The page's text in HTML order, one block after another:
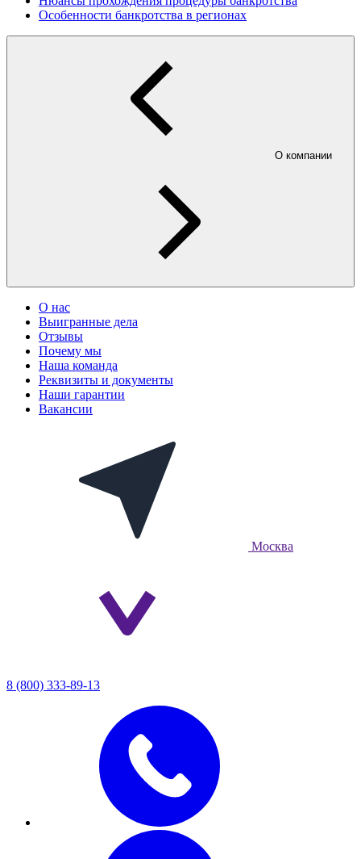
Особенности банкротства в регионах
О компании
О нас
Выигранные дела
Отзывы
Почему мы
Наша команда
Реквизиты и документы
Наши гарантии
Вакансии
Москва
8 (800) 333-89-13